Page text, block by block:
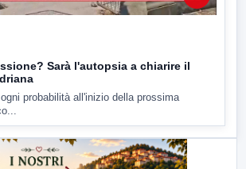
Sarà l'autopsia a chiarire il
probabilità all'inizio della prossima